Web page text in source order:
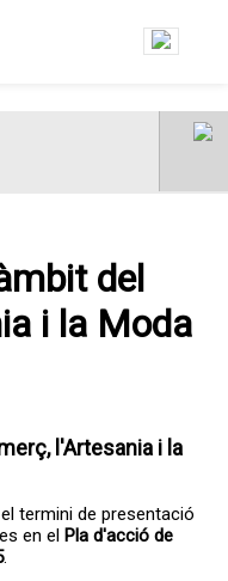
Comarcal del
i la Moda
l'Artesania i la
termini de presentació
en el Pla d'acció de
.